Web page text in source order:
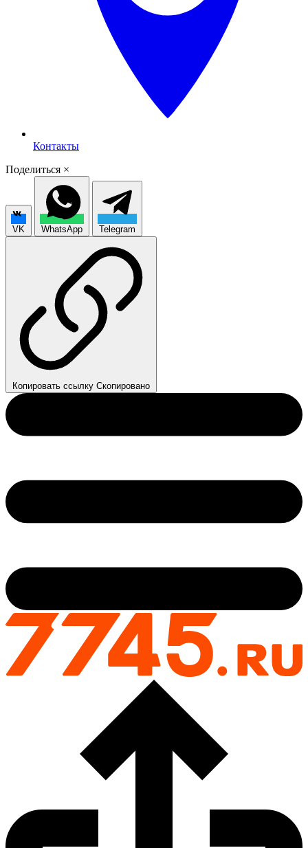
Контакты
Поделиться ×
VK WhatsApp Telegram
Копировать ссылку Скопировано